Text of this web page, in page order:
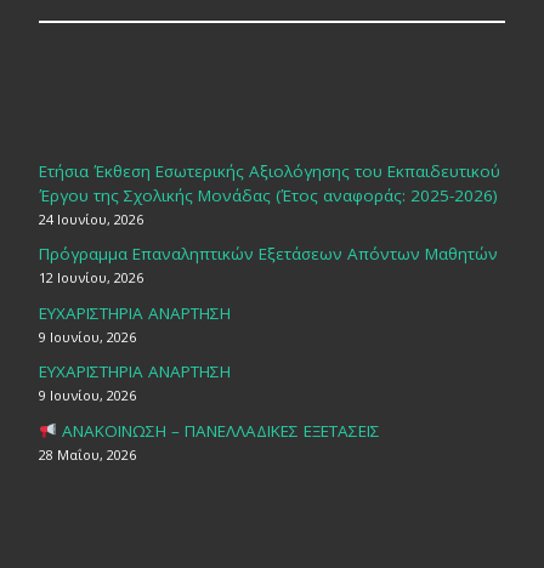
Ετήσια Έκθεση Εσωτερικής Αξιολόγησης του Εκπαιδευτικού
Έργου της Σχολικής Μονάδας (Έτος αναφοράς: 2025-2026)
24 Ιουνίου, 2026
Πρόγραμμα Επαναληπτικών Εξετάσεων Απόντων Μαθητών
12 Ιουνίου, 2026
ΕΥΧΑΡΙΣΤΗΡΙΑ ΑΝΑΡΤΗΣΗ
9 Ιουνίου, 2026
ΕΥΧΑΡΙΣΤΗΡΙΑ ΑΝΑΡΤΗΣΗ
9 Ιουνίου, 2026
ΑΝΑΚΟΙΝΩΣΗ – ΠΑΝΕΛΛΑΔΙΚΕΣ ΕΞΕΤΑΣΕΙΣ
28 Μαΐου, 2026